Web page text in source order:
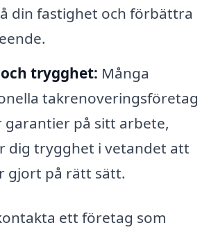
din fastighet och förbättra
trygghet: Många
takrenoveringsföretag
garantier på sitt arbete,
dig trygghet i vetandet att
gjort på rätt sätt.
ett företag som